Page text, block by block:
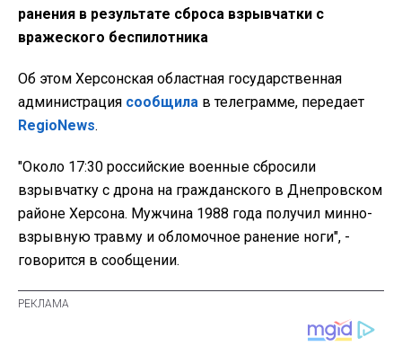
ранения в результате сброса взрывчатки с
вражеского беспилотника
Об этом Херсонская областная государственная
администрация сообщила в телеграмме, передает
RegioNews.
"Около 17:30 российские военные сбросили
взрывчатку с дрона на гражданского в Днепровском
районе Херсона. Мужчина 1988 года получил минно-
взрывную травму и обломочное ранение ноги", -
говорится в сообщении.